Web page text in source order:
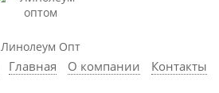
Линолеум Опт
Главная О компании Контакты